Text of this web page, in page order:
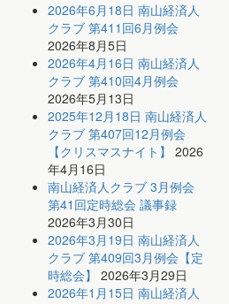
2026年6月18日 南山経済人
クラブ 第411回6月例会
2026年8月5日
2026年4月16日 南山経済人
クラブ 第410回4月例会
2026年5月13日
2025年12月18日 南山経済人
クラブ 第407回12月例会
【クリスマスナイト】 2026
年4月16日
南山経済人クラブ 3月例会
第41回定時総会 議事録
2026年3月30日
2026年3月19日 南山経済人
クラブ 第409回3月例会【定
時総会】 2026年3月29日
2026年1月15日 南山経済人